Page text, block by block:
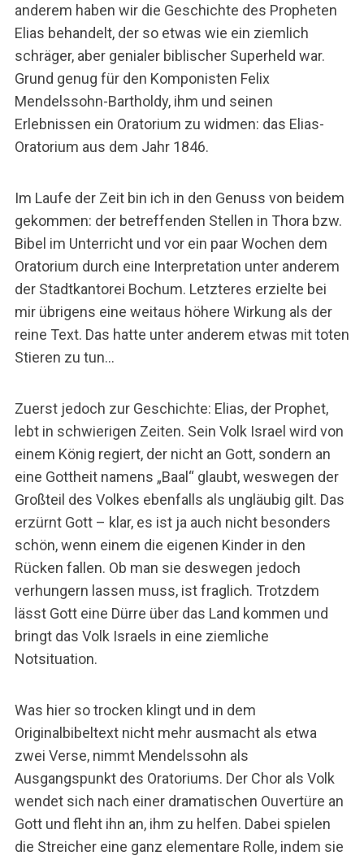
anderem haben wir die Geschichte des Propheten
Elias behandelt, der so etwas wie ein ziemlich
schräger, aber genialer biblischer Superheld war.
Grund genug für den Komponisten Felix
Mendelssohn-Bartholdy, ihm und seinen
Erlebnissen ein Oratorium zu widmen: das Elias-
Oratorium aus dem Jahr 1846.
Im Laufe der Zeit bin ich in den Genuss von beidem
gekommen: der betreffenden Stellen in Thora bzw.
Bibel im Unterricht und vor ein paar Wochen dem
Oratorium durch eine Interpretation unter anderem
der Stadtkantorei Bochum. Letzteres erzielte bei
mir übrigens eine weitaus höhere Wirkung als der
reine Text. Das hatte unter anderem etwas mit toten
Stieren zu tun…
Zuerst jedoch zur Geschichte: Elias, der Prophet,
lebt in schwierigen Zeiten. Sein Volk Israel wird von
einem König regiert, der nicht an Gott, sondern an
eine Gottheit namens „Baal“ glaubt, weswegen der
Großteil des Volkes ebenfalls als ungläubig gilt. Das
erzürnt Gott – klar, es ist ja auch nicht besonders
schön, wenn einem die eigenen Kinder in den
Rücken fallen. Ob man sie deswegen jedoch
verhungern lassen muss, ist fraglich. Trotzdem
lässt Gott eine Dürre über das Land kommen und
bringt das Volk Israels in eine ziemliche
Notsituation.
Was hier so trocken klingt und in dem
Originalbibeltext nicht mehr ausmacht als etwa
zwei Verse, nimmt Mendelssohn als
Ausgangspunkt des Oratoriums. Der Chor als Volk
wendet sich nach einer dramatischen Ouvertüre an
Gott und fleht ihn an, ihm zu helfen. Dabei spielen
die Streicher eine ganz elementare Rolle, indem sie